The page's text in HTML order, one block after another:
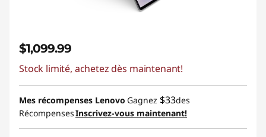
$1,099.99
Stock limité, achetez dès maintenant!
Mes récompenses Lenovo Gagnez $33des
RécompensesInscrivez-vous maintenant!